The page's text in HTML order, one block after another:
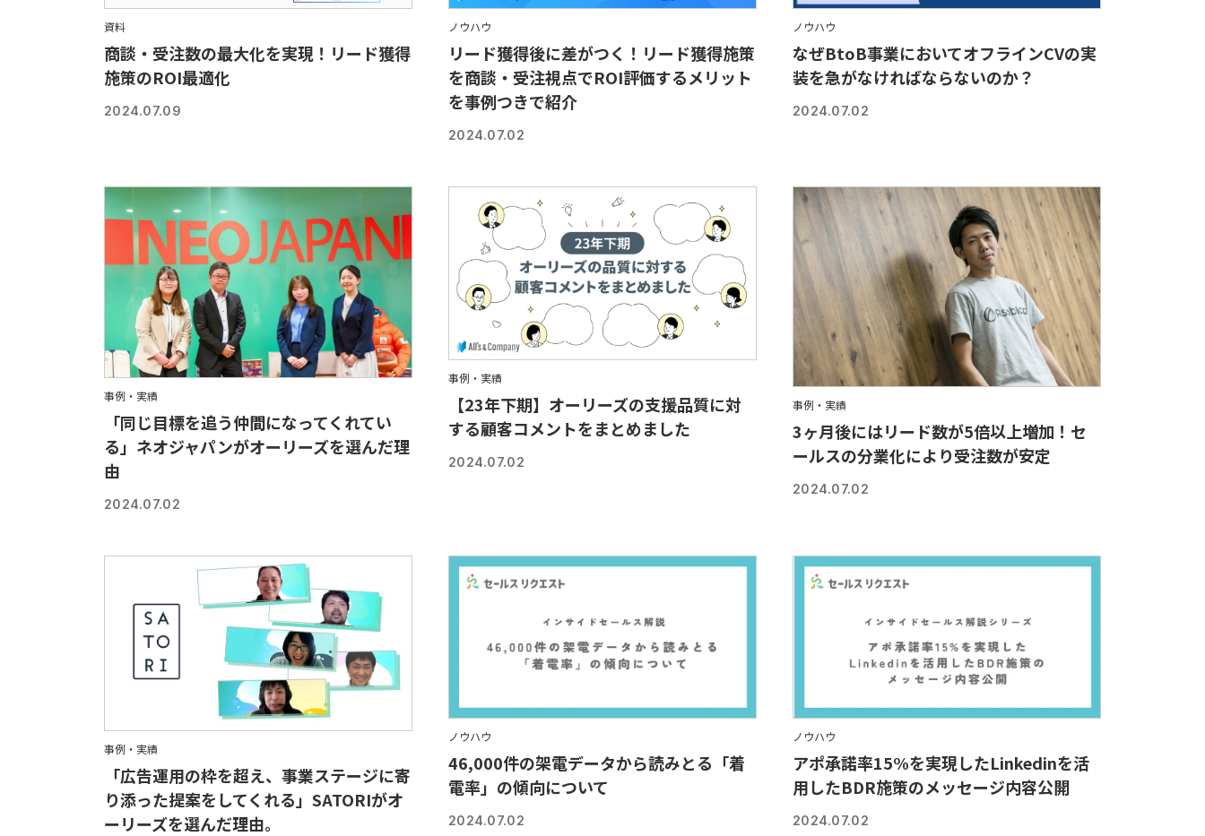
資料
商談・受注数の最大化を実現！リード獲得
施策のROI最適化
2024.07.09
ノウハウ
リード獲得後に差がつく！リード獲得施策
を商談・受注視点でROI評価するメリット
を事例つきで紹介
2024.07.02
ノウハウ
なぜBtoB事業においてオフラインCVの実
装を急がなければならないのか？
2024.07.02
事例・実績
「同じ目標を追う仲間になってくれてい
る」ネオジャパンがオーリーズを選んだ理
由
2024.07.02
事例・実績
【23年下期】オーリーズの支援品質に対
する顧客コメントをまとめました
2024.07.02
事例・実績
3ヶ月後にはリード数が5倍以上増加！セ
ールスの分業化により受注数が安定
2024.07.02
事例・実績
「広告運用の枠を超え、事業ステージに寄
り添った提案をしてくれる」SATORIがオ
ーリーズを選んだ理由。
ノウハウ
46,000件の架電データから読みとる「着
電率」の傾向について
2024.07.02
ノウハウ
アポ承諾率15%を実現したLinkedinを活
用したBDR施策のメッセージ内容公開
2024.07.02